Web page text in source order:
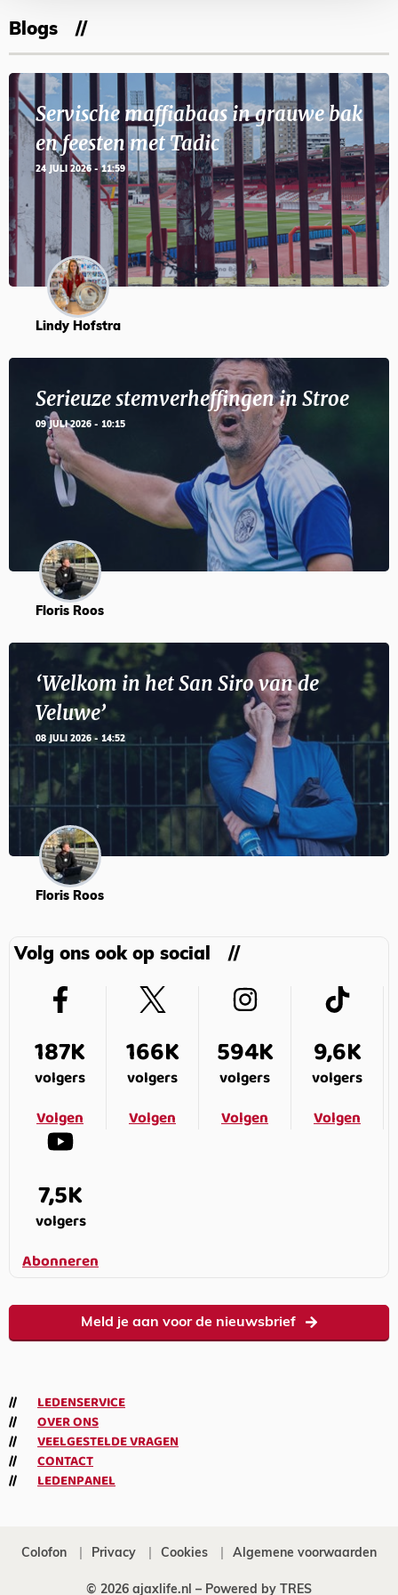
Blogs
Servische maffiabaas in grauwe bak
en feesten met Tadic
24 JULI 2026 - 11:59
Lindy Hofstra
Serieuze stemverheffingen in Stroe
09 JULI 2026 - 10:15
Floris Roos
‘Welkom in het San Siro van de
Veluwe’
08 JULI 2026 - 14:52
Floris Roos
Volg ons ook op social
187K
volgers
Volgen
166K
volgers
Volgen
594K
volgers
Volgen
9,6K
volgers
Volgen
7,5K
volgers
Abonneren
Meld je aan voor de nieuwsbrief
LEDENSERVICE
OVER ONS
VEELGESTELDE VRAGEN
CONTACT
LEDENPANEL
Colofon Privacy Cookies Algemene voorwaarden
© 2026 ajaxlife.nl – Powered by TRES